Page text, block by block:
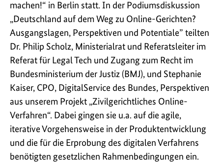
machen!“ in Berlin statt. In der Podiumsdiskussion
„Deutschland auf dem Weg zu Online-Gerichten?
Ausgangslagen, Perspektiven und Potentiale” teilten
Dr. Philip Scholz, Ministerialrat und Referatsleiter im
Referat für Legal Tech und Zugang zum Recht im
Bundesministerium der Justiz (BMJ), und Stephanie
Kaiser, CPO, DigitalService des Bundes, Perspektiven
aus unserem Projekt „Zivilgerichtliches Online-
Verfahren“. Dabei gingen sie u.a. auf die agile,
iterative Vorgehensweise in der Produktentwicklung
und die für die Erprobung des digitalen Verfahrens
benötigten gesetzlichen Rahmenbedingungen ein.